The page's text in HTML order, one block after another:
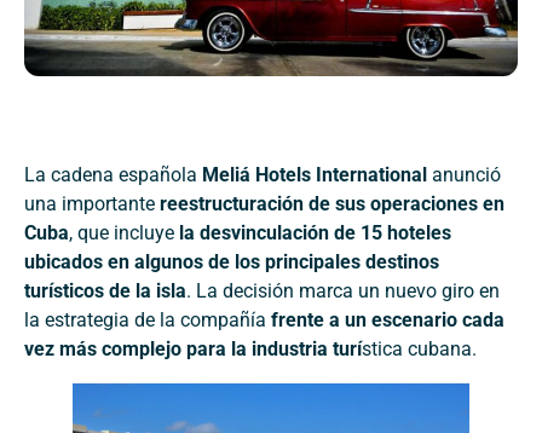
La cadena española Meliá Hotels International anunció
una importante reestructuración de sus operaciones en
Cuba, que incluye la desvinculación de 15 hoteles
ubicados en algunos de los principales destinos
turísticos de la isla. La decisión marca un nuevo giro en
la estrategia de la compañía frente a un escenario cada
vez más complejo para la industria turística cubana.